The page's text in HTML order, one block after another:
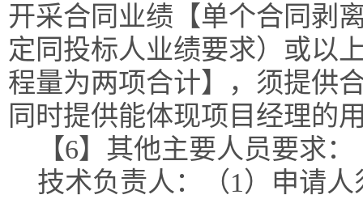
开采合同业绩【单个合同剥
定同投标人业绩要求）或以
程量为两项合计】，须提供
同时提供能体现项目经理的
【6】其他主要人员要求：
技术负责人：（1）申请